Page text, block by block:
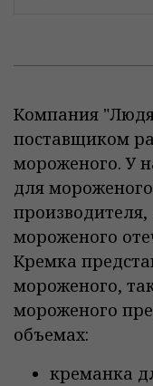
Компания
поставщиком
мороженого. У
для
мороженого
Кремка
мороженого,
мороженого
объемах:
креманка